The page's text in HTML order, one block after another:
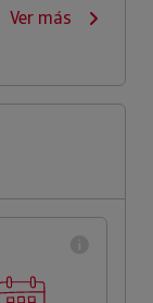
Ver más